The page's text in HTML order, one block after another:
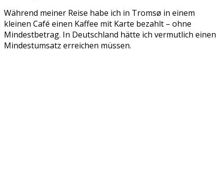
Während meiner Reise habe ich in Tromsø in einem
kleinen Café einen Kaffee mit Karte bezahlt – ohne
Mindestbetrag. In Deutschland hätte ich vermutlich einen
Mindestumsatz erreichen müssen.